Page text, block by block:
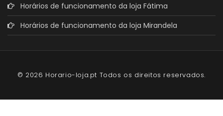
Horários de funcionamento da loja Fátima
Horários de funcionamento da loja Mirandela
© 2026 Horario-loja.pt Todos os direitos reservados.